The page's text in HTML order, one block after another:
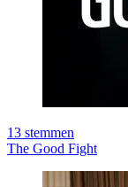
13 stemmen
The Good Fight